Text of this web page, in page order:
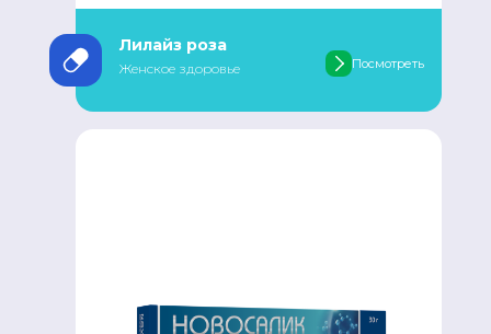
Лилайз роза
Женское здоровье Посмотреть